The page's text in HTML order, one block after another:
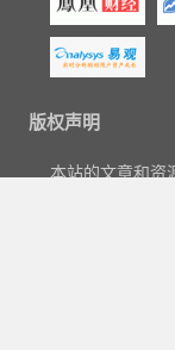
版权声明
本站的文章和资